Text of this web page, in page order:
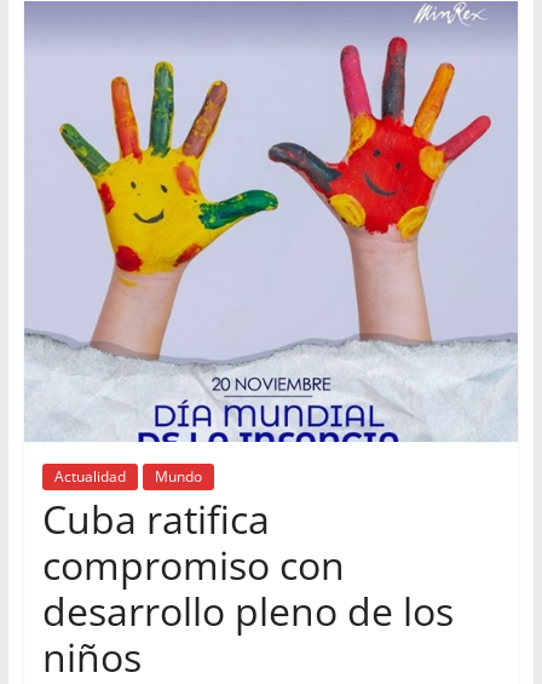
Actualidad Mundo
Cuba ratifica
compromiso con
desarrollo pleno de los
niños